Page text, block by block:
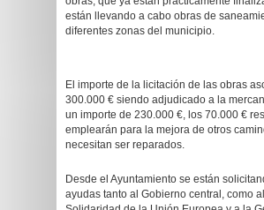
están llevando a cabo obras de
diferentes zonas del municipio.
El importe de la licitación de las obras
300.000 € siendo adjudicado a la
un importe de 230.000 €, los 70.000 €
emplearán para la mejora de otros
necesitan ser reparados.
Desde el Ayuntamiento se están
ayudas tanto al Gobierno central, como